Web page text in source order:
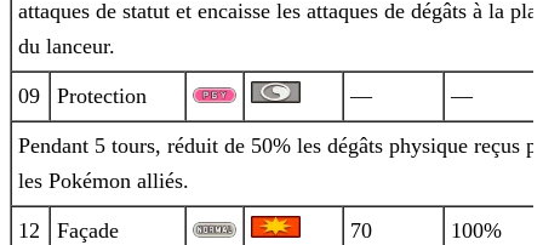
attaques de statut et encaisse les attaques de dégâts à la
du lanceur.
09 Protection — —
Pendant 5 tours, réduit de 50% les dégâts physique reçus
les Pokémon alliés.
12 Façade 70 100%